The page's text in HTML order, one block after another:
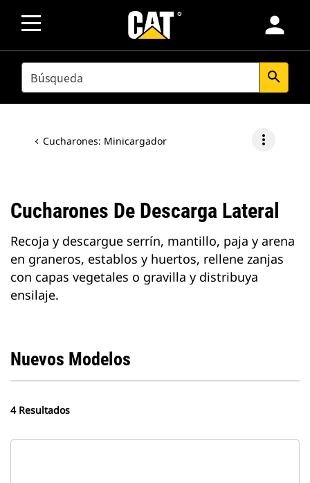
person
SEARCH search
Cucharones: Minicargador more_vert
Cucharones De Descarga Lateral
Recoja y descargue serrín, mantillo, paja y arena
en graneros, establos y huertos, rellene zanjas
con capas vegetales o gravilla y distribuya
ensilaje.
Nuevos Modelos
4 Resultados